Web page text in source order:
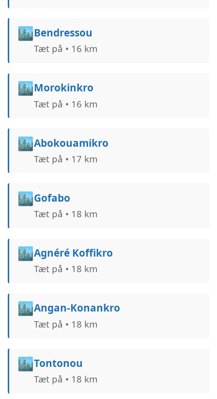
🏙️Bendressou
Tæt på • 16 km
🏙️Morokinkro
Tæt på • 16 km
🏙️Abokouamikro
Tæt på • 17 km
🏙️Gofabo
Tæt på • 18 km
🏙️Agnéré Koffikro
Tæt på • 18 km
🏙️Angan-Konankro
Tæt på • 18 km
🏙️Tontonou
Tæt på • 18 km